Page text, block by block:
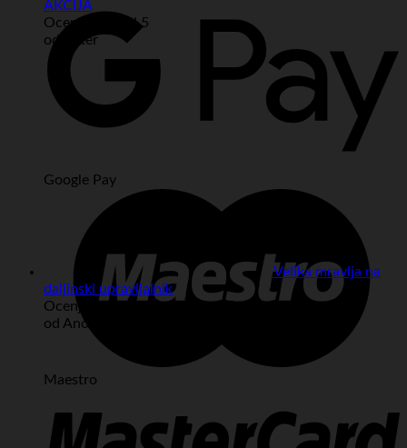
Google Pay
Maestro
AKCIJA
Ocenjeno
od 5
od Peter
Velika mravlja na
daljinski upravljalnik
Ocenjeno
od Anonimno